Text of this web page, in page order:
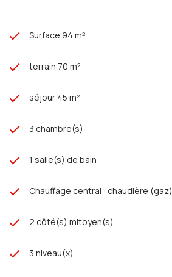
Surface 94 m²
terrain 70 m²
séjour 45 m²
3 chambre(s)
1 salle(s) de bain
Chauffage central : chaudière (gaz)
2 côté(s) mitoyen(s)
3 niveau(x)